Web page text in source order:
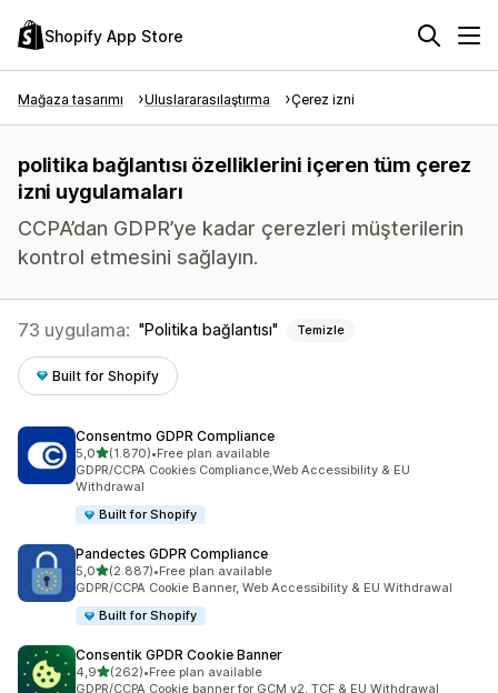
Shopify App Store
Mağaza tasarımı Uluslararasılaştırma Çerez izni
politika bağlantısı özelliklerini içeren tüm çerez
izni uygulamaları
CCPA’dan GDPR’ye kadar çerezleri müşterilerin
kontrol etmesini sağlayın.
73 uygulama: Politika bağlantısı Temizle
Built for Shopify
Consentmo GDPR Compliance
5,05 yıldız üzerinden
(1.870)
toplam 1870 değerlendirme
•Free plan available
GDPR/CCPA Cookies Compliance,Web Accessibility & EU
Withdrawal
Built for Shopify
Pandectes GDPR Compliance
5,05 yıldız üzerinden
(2.887)
toplam 2887 değerlendirme
•Free plan available
GDPR/CCPA Cookie Banner, Web Accessibility & EU Withdrawal
Built for Shopify
Consentik GPDR Cookie Banner
4,95 yıldız üzerinden
(262)
toplam 262 değerlendirme
•Free plan available
GDPR/CCPA Cookie banner for GCM v2, TCF & EU Withdrawal